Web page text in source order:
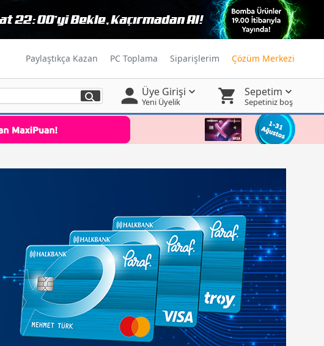
Paylaştıkça Kazan PC Toplama Siparişlerim Çözüm Merkezi
Üye Girişi
Yeni Üyelik
Sepetim
Sepetiniz boş